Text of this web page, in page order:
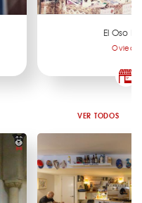
El Oso
Oviedo
VER TODOS